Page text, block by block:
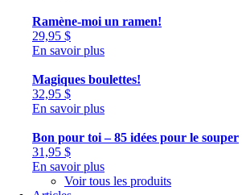
Ramène-moi un ramen!
29,95 $
En savoir plus
Magiques boulettes!
32,95 $
En savoir plus
Bon pour toi – 85 idées pour le souper
31,95 $
En savoir plus
Voir tous les produits